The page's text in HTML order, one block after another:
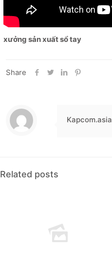
xưởng sản xuất sổ tay
Share
Kapcom.asia
Related posts